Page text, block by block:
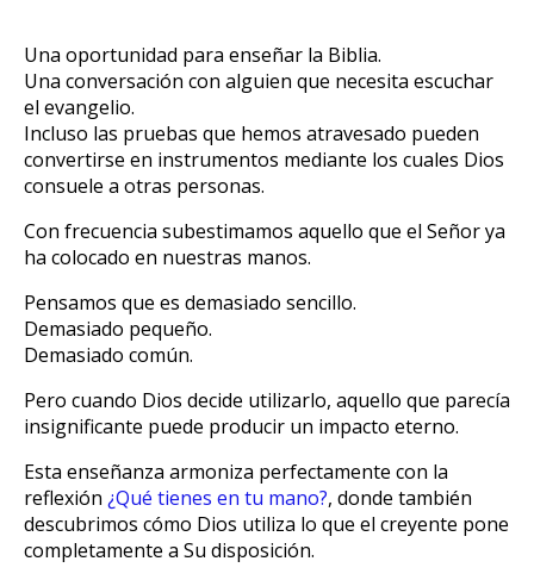
Una oportunidad para enseñar la Biblia.
Una conversación con alguien que necesita escuchar
el evangelio.
Incluso las pruebas que hemos atravesado pueden
convertirse en instrumentos mediante los cuales Dios
consuele a otras personas.
Con frecuencia subestimamos aquello que el Señor ya
ha colocado en nuestras manos.
Pensamos que es demasiado sencillo.
Demasiado pequeño.
Demasiado común.
Pero cuando Dios decide utilizarlo, aquello que parecía
insignificante puede producir un impacto eterno.
Esta enseñanza armoniza perfectamente con la
reflexión ¿Qué tienes en tu mano?, donde también
descubrimos cómo Dios utiliza lo que el creyente pone
completamente a Su disposición.